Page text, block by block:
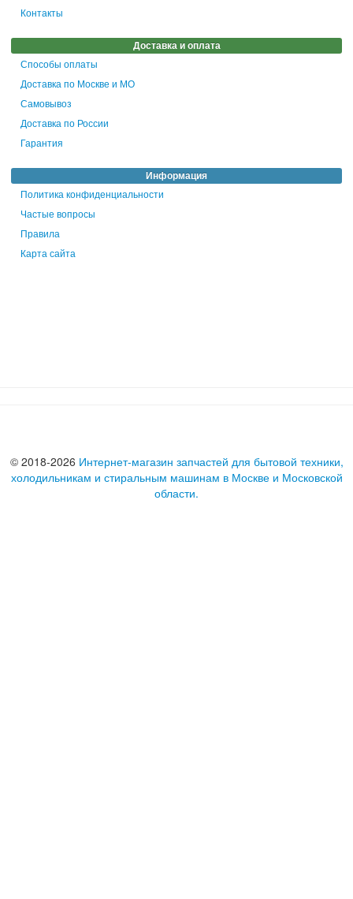
Контакты
Доставка и оплата
Способы оплаты
Доставка по Москве и МО
Самовывоз
Доставка по России
Гарантия
Информация
Политика конфиденциальности
Частые вопросы
Правила
Карта сайта
© 2018-2026 Интернет-магазин запчастей для бытовой техники,
холодильникам и стиральным машинам в Москве и Московской
области.